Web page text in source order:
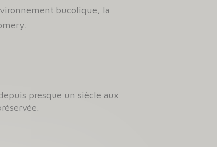
bucolique, la
presque un siècle aux